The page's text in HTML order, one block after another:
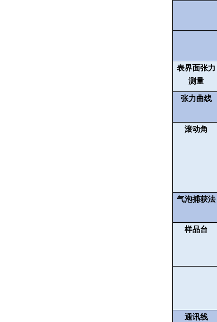
表界面张力
测量
张力曲线
滚动角
气泡捕获法
样品台
通讯线